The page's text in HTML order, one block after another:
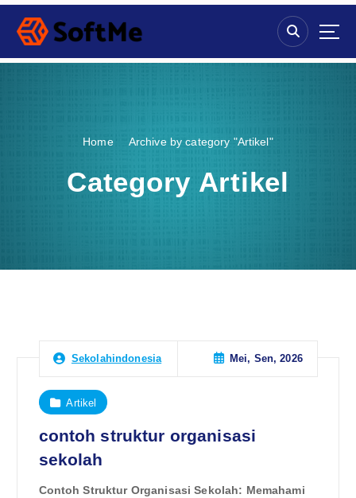
S
p
Home Archive by category "Artikel"
Category Artikel
Sekolahindonesia Mei, Sen, 2026
Artikel
contoh struktur organisasi
sekolah
Contoh Struktur Organisasi Sekolah: Memahami